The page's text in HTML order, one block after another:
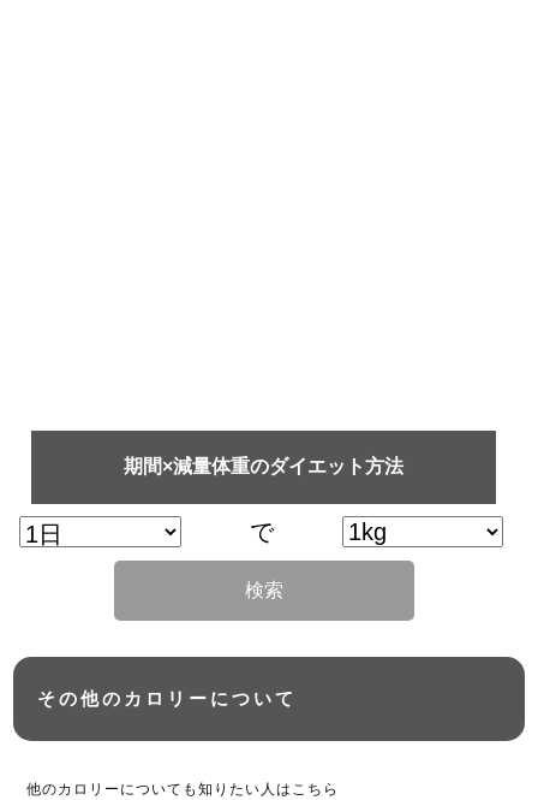
期間×減量体重のダイエット方法
で
検索
その他のカロリーについて
他のカロリーについても知りたい人はこちら